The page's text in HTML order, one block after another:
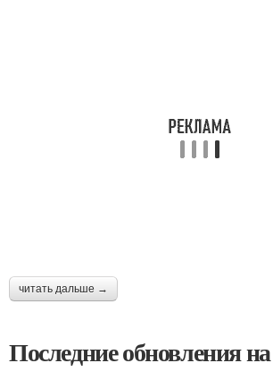
читать дальше →
Последние обновления